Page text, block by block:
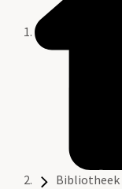
Bibliotheek